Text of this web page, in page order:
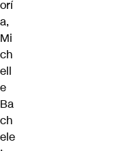
orí
a,
Mi
ch
ell
e
Ba
ch
ele